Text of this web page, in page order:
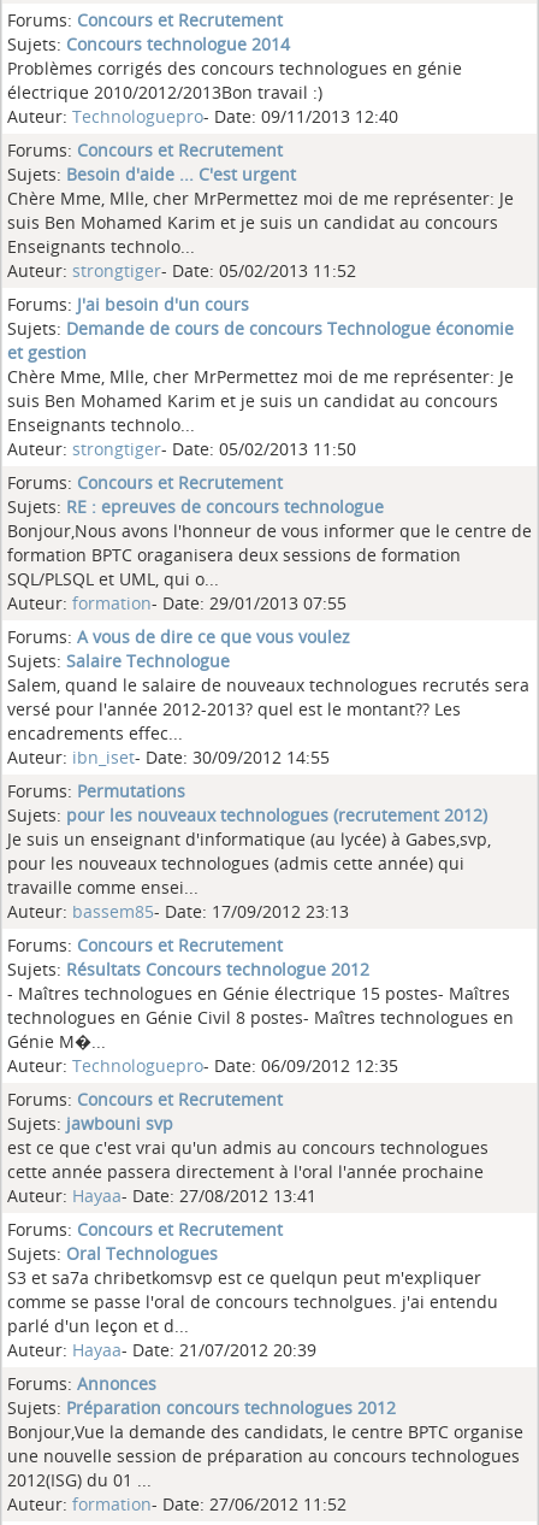
Forums: Concours et Recrutement
Sujets: Concours technologue 2014
Problèmes corrigés des concours technologues en génie
électrique 2010/2012/2013Bon travail :)
Auteur: Technologuepro- Date: 09/11/2013 12:40
Forums: Concours et Recrutement
Sujets: Besoin d'aide ... C'est urgent
Chère Mme, Mlle, cher MrPermettez moi de me représenter: Je
suis Ben Mohamed Karim et je suis un candidat au concours
Enseignants technolo...
Auteur: strongtiger- Date: 05/02/2013 11:52
Forums: J'ai besoin d'un cours
Sujets: Demande de cours de concours Technologue économie
et gestion
Chère Mme, Mlle, cher MrPermettez moi de me représenter: Je
suis Ben Mohamed Karim et je suis un candidat au concours
Enseignants technolo...
Auteur: strongtiger- Date: 05/02/2013 11:50
Forums: Concours et Recrutement
Sujets: RE : epreuves de concours technologue
Bonjour,Nous avons l'honneur de vous informer que le centre de
formation BPTC oraganisera deux sessions de formation
SQL/PLSQL et UML, qui o...
Auteur: formation- Date: 29/01/2013 07:55
Forums: A vous de dire ce que vous voulez
Sujets: Salaire Technologue
Salem, quand le salaire de nouveaux technologues recrutés sera
versé pour l'année 2012-2013? quel est le montant?? Les
encadrements effec...
Auteur: ibn_iset- Date: 30/09/2012 14:55
Forums: Permutations
Sujets: pour les nouveaux technologues (recrutement 2012)
Je suis un enseignant d'informatique (au lycée) à Gabes,svp,
pour les nouveaux technologues (admis cette année) qui
travaille comme ensei...
Auteur: bassem85- Date: 17/09/2012 23:13
Forums: Concours et Recrutement
Sujets: Résultats Concours technologue 2012
- Maîtres technologues en Génie électrique 15 postes- Maîtres
technologues en Génie Civil 8 postes- Maîtres technologues en
Génie M�...
Auteur: Technologuepro- Date: 06/09/2012 12:35
Forums: Concours et Recrutement
Sujets: jawbouni svp
est ce que c'est vrai qu'un admis au concours technologues
cette année passera directement à l'oral l'année prochaine
Auteur: Hayaa- Date: 27/08/2012 13:41
Forums: Concours et Recrutement
Sujets: Oral Technologues
S3 et sa7a chribetkomsvp est ce quelqun peut m'expliquer
comme se passe l'oral de concours technolgues. j'ai entendu
parlé d'un leçon et d...
Auteur: Hayaa- Date: 21/07/2012 20:39
Forums: Annonces
Sujets: Préparation concours technologues 2012
Bonjour,Vue la demande des candidats, le centre BPTC organise
une nouvelle session de préparation au concours technologues
2012(ISG) du 01 ...
Auteur: formation- Date: 27/06/2012 11:52